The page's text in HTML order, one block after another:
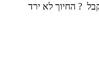
? החיוך לא ירד